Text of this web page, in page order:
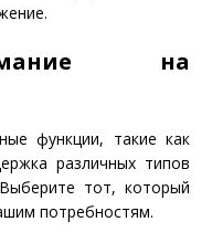
на
функции, такие как
различных типов
тот, который
потребностям.